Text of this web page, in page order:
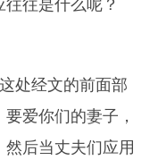
往是什么呢？
处经文的前面部
爱你们的妻子，
然后当丈夫们应用